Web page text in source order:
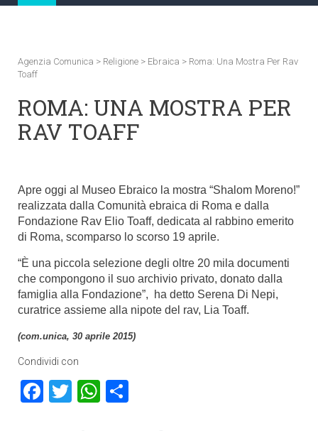
Agenzia Comunica > Religione > Ebraica > Roma: Una Mostra Per Rav
Toaff
ROMA: UNA MOSTRA PER
RAV TOAFF
Apre oggi al Museo Ebraico la mostra “Shalom Moreno!”
realizzata dalla Comunità ebraica di Roma e dalla
Fondazione Rav Elio Toaff, dedicata al rabbino emerito
di Roma, scomparso lo scorso 19 aprile.
“È una piccola selezione degli oltre 20 mila documenti
che compongono il suo archivio privato, donato dalla
famiglia alla Fondazione”, ha detto Serena Di Nepi,
curatrice assieme alla nipote del rav, Lia Toaff.
(com.unica, 30 aprile 2015)
Condividi con
Facebook
TwitterWhatsApp